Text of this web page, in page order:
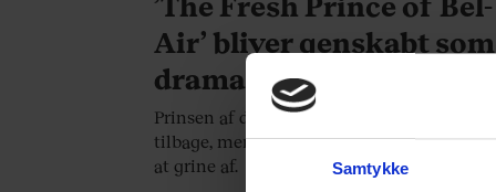
Samtykke
Air’ bliver genskabt som
dramaserie
Prinsen af det vestlige Los Angeles vender
tilbage, men denne gang er der ikke så
at grine af.